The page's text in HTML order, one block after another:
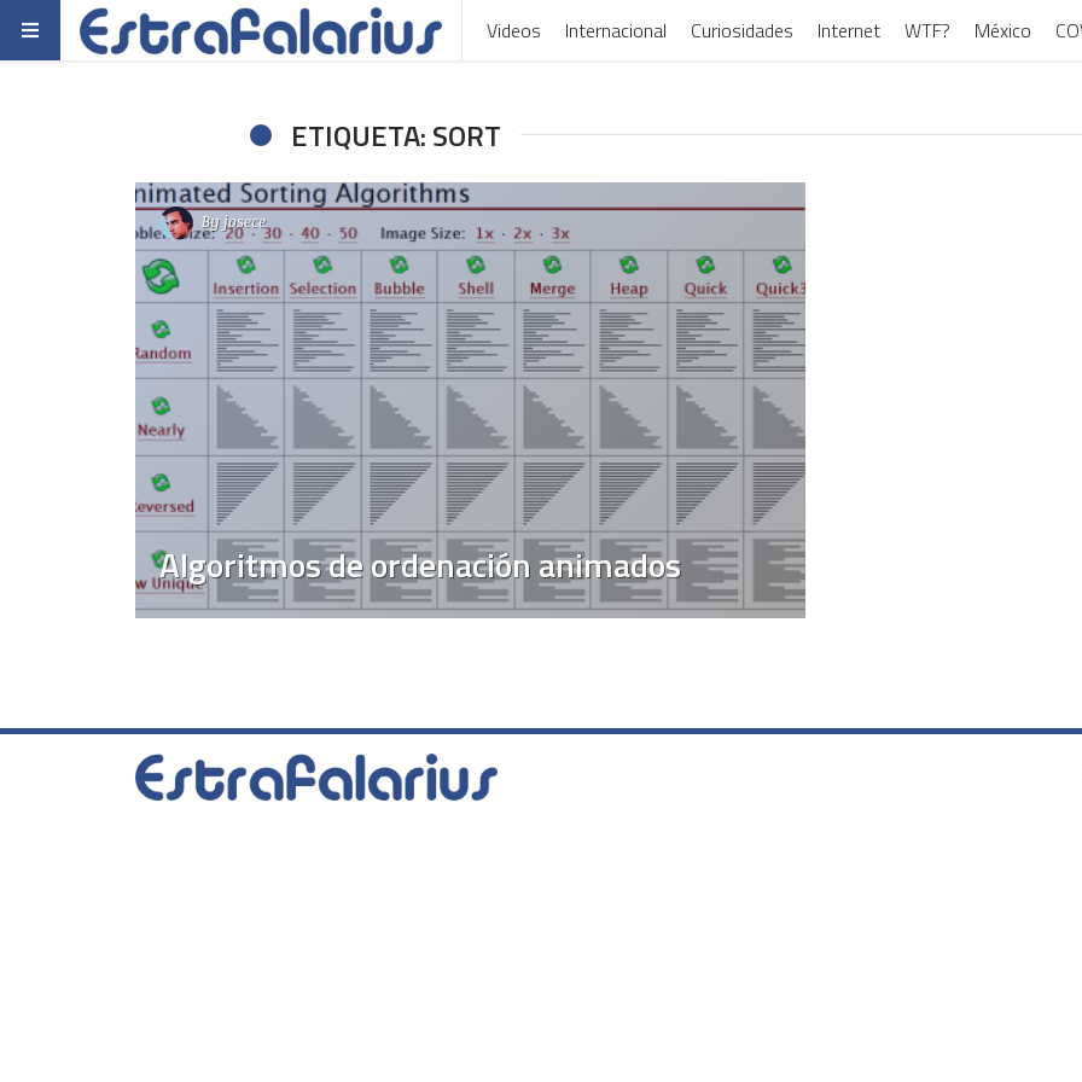
Videos Internacional Curiosidades Internet WTF? México
ETIQUETA: SORT
By josece
Algoritmos de ordenación animados